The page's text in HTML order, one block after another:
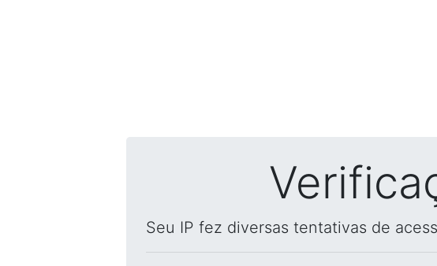
Seu IP fez diversas tentativas de